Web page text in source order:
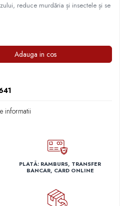
reduce murdăria și insectele și se
Adauga in cos
informatii
PLATĂ: RAMBURS, TRANSFER
BANCAR, CARD ONLINE